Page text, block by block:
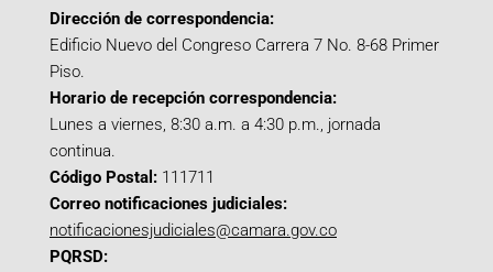
Dirección de correspondencia:
Edificio Nuevo del Congreso Carrera 7 No. 8-68 Primer
Piso.
Horario de recepción correspondencia:
Lunes a viernes, 8:30 a.m. a 4:30 p.m., jornada
continua.
Código Postal: 111711
Correo notificaciones judiciales:
notificacionesjudiciales@camara.gov.co
PQRSD: